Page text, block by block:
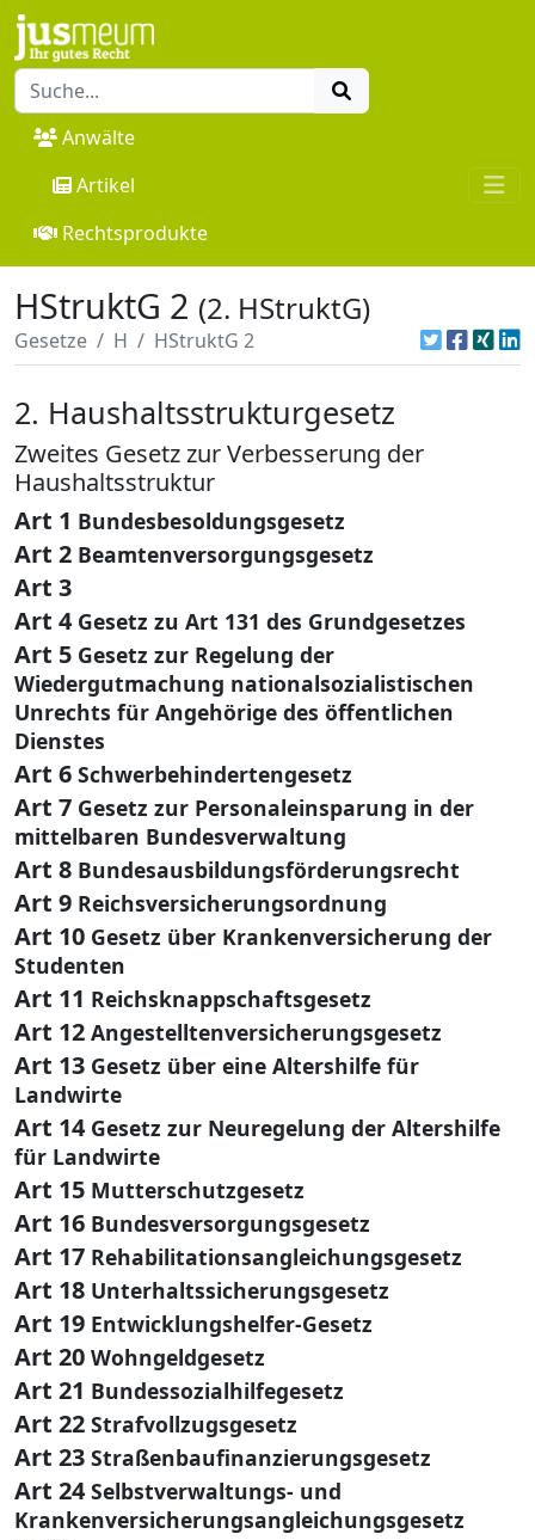
Anwälte
Artikel
Rechtsprodukte
HStruktG 2 (2. HStruktG)
Gesetze H HStruktG 2
2. Haushaltsstrukturgesetz
Zweites Gesetz zur Verbesserung der
Haushaltsstruktur
Art 1 Bundesbesoldungsgesetz
Art 2 Beamtenversorgungsgesetz
Art 3
Art 4 Gesetz zu Art 131 des Grundgesetzes
Art 5 Gesetz zur Regelung der
Wiedergutmachung nationalsozialistischen
Unrechts für Angehörige des öffentlichen
Dienstes
Art 6 Schwerbehindertengesetz
Art 7 Gesetz zur Personaleinsparung in der
mittelbaren Bundesverwaltung
Art 8 Bundesausbildungsförderungsrecht
Art 9 Reichsversicherungsordnung
Art 10 Gesetz über Krankenversicherung der
Studenten
Art 11 Reichsknappschaftsgesetz
Art 12 Angestelltenversicherungsgesetz
Art 13 Gesetz über eine Altershilfe für
Landwirte
Art 14 Gesetz zur Neuregelung der Altershilfe
für Landwirte
Art 15 Mutterschutzgesetz
Art 16 Bundesversorgungsgesetz
Art 17 Rehabilitationsangleichungsgesetz
Art 18 Unterhaltssicherungsgesetz
Art 19 Entwicklungshelfer-Gesetz
Art 20 Wohngeldgesetz
Art 21 Bundessozialhilfegesetz
Art 22 Strafvollzugsgesetz
Art 23 Straßenbaufinanzierungsgesetz
Art 24 Selbstverwaltungs- und
Krankenversicherungsangleichungsgesetz